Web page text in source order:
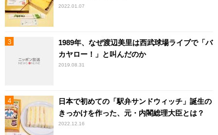
2022.01.07
1989年、なぜ渡辺美里は西武球場ライブで「バ
カヤロー！」と叫んだのか
2019.08.31
日本で初めての「駅弁サンドウィッチ」誕生の
きっかけを作った、元・内閣総理大臣とは？
2022.12.16